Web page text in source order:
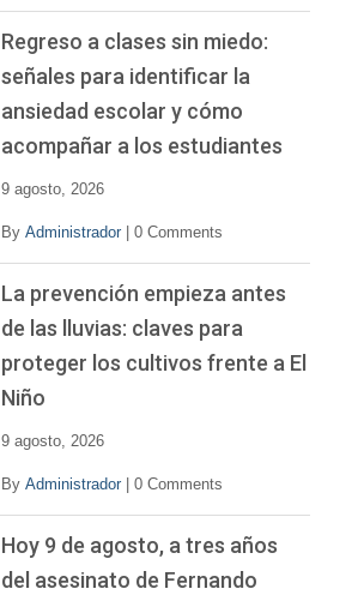
Regreso a clases sin miedo:
señales para identificar la
ansiedad escolar y cómo
acompañar a los estudiantes
9 agosto, 2026
By Administrador 0 Comments
La prevención empieza antes
de las lluvias: claves para
proteger los cultivos frente a El
Niño
9 agosto, 2026
By Administrador 0 Comments
Hoy 9 de agosto, a tres años
del asesinato de Fernando